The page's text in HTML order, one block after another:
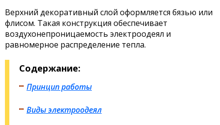
Верхний декоративный слой оформляется бязью или
флисом. Такая конструкция обеспечивает
воздухонепроницаемость электроодеял и
равномерное распределение тепла.
Содержание:
Принцип работы
Виды электроодеял